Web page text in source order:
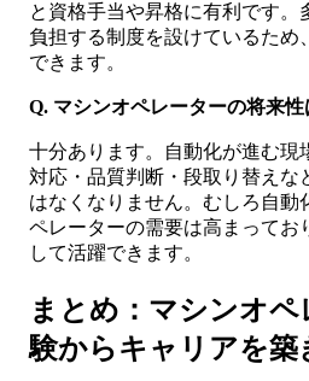
と資格手当や昇格に有利です。
負担する制度を設けているため
できます。
Q. マシンオペレーターの将来性
十分あります。自動化が進む現
対応・品質判断・段取り替えな
はなくなりません。むしろ自動
ペレーターの需要は高まってお
して活躍できます。
まとめ：マシンオ
験からキャリアを築